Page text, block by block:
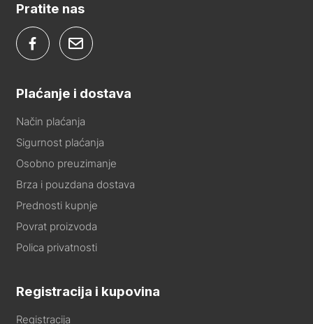
Pratite nas
Plaćanje i dostava
Način plaćanja
Sigurnost plaćanja
Osobno preuzimanje
Brza i pouzdana dostava
Prednosti kupnje
Povrat proizvoda
Polica privatnosti
Registracija i kupovina
Registracija